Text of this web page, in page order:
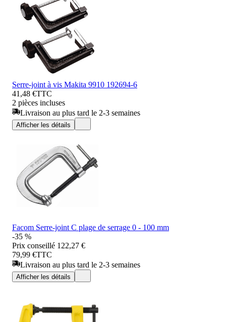
Serre-joint à vis Makita 9910 192694-6
41,48 €TTC
2 pièces incluses
Livraison au plus tard le 2-3 semaines
Afficher les détails
Facom Serre-joint C plage de serrage 0 - 100 mm
-35 %
Prix conseillé 122,27 €
79,99 €TTC
Livraison au plus tard le 2-3 semaines
Afficher les détails